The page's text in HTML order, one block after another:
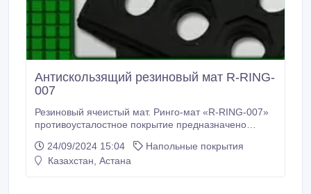
Антискользящий резиновый мат R-RING-
007
Резиновый ячеистый мат. Ринго-мат «R-RING-007»
противоусталостное покрытие предназначено
конвейерные линии, бары, ресепшн и т.п. Покрытие
обеспечивает мягкую, упругую поверхность, что
24/09/2024 15:04
Напольные покрытия
Казахстан, Астана